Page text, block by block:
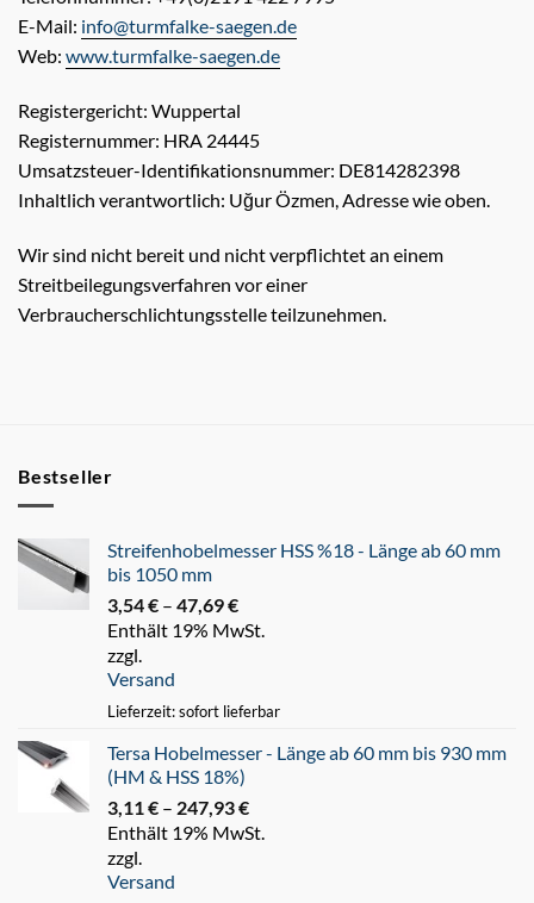
E-Mail: info@turmfalke-saegen.de
Web: www.turmfalke-saegen.de
Registergericht: Wuppertal
Registernummer: HRA 24445
Umsatzsteuer-Identifikationsnummer: DE814282398
Inhaltlich verantwortlich: Uğur Özmen, Adresse wie oben.
Wir sind nicht bereit und nicht verpflichtet an einem
Streitbeilegungsverfahren vor einer
Verbraucherschlichtungsstelle teilzunehmen.
Bestseller
Streifenhobelmesser HSS %18 - Länge ab 60 mm
bis 1050 mm
3,54€ – 47,69€
3,54 €
Enthält 19% MwSt.
zzgl.
Versand
Lieferzeit: sofort lieferbar
Tersa Hobelmesser - Länge ab 60 mm bis 930 mm
(HM & HSS 18%)
3,11€ – 247,93€
3,11 €
Enthält 19% MwSt.
zzgl.
Versand